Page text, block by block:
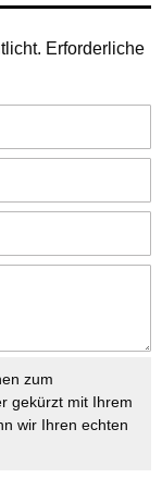
Erforderliche
zum
gekürzt mit Ihrem
wir Ihren echten